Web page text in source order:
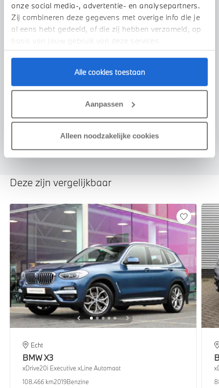
onze social media-, advertentie- en analysepartners.
Zij combineren deze gegevens met overige info die je
al eens hebt gedeeld, of die zij hebben verzameld, op
basis van jouw gebruik van deze services.
Alle cookies toestaan
Aanpassen
Alleen noodzakelijke cookies
U vertelt meer over uw auto
Deze zijn vergelijkbaar
Echt
BMWX3
xDrive20i Executive xLine Automaat
108.466 km2019Benzine